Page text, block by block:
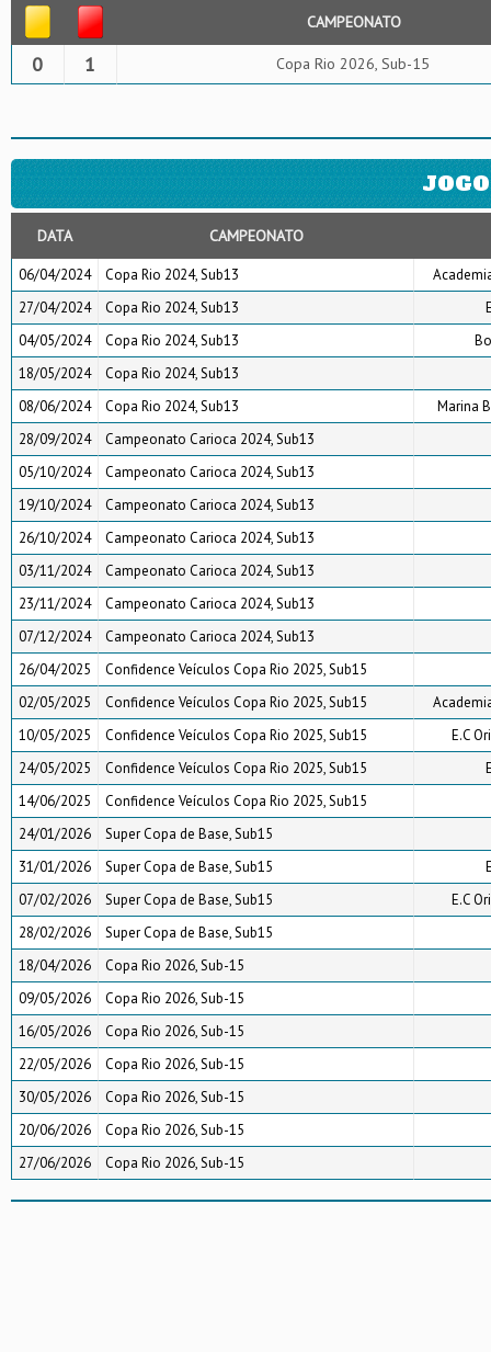
CAMPEONATO
0 1 Copa Rio 2026, Sub-15
DATA CAMPEONATO
06/04/2024 Copa Rio 2024, Sub13
27/04/2024
Copa Rio 2024, Sub13
04/05/2024
Copa Rio 2024, Sub13
18/05/2024
Copa Rio 2024, Sub13
08/06/2024
Copa Rio 2024, Sub13
Marina
28/09/2024
Campeonato Carioca 2024, Sub13
05/10/2024
Campeonato Carioca 2024, Sub13
19/10/2024
Campeonato Carioca 2024, Sub13
26/10/2024
Campeonato Carioca 2024, Sub13
03/11/2024
Campeonato Carioca 2024, Sub13
23/11/2024
Campeonato Carioca 2024, Sub13
07/12/2024
Campeonato Carioca 2024, Sub13
26/04/2025
Confidence Veículos Copa Rio 2025, Sub15
02/05/2025
Confidence Veículos Copa Rio 2025, Sub15
10/05/2025
Confidence Veículos Copa Rio 2025, Sub15
E.C
24/05/2025
Confidence Veículos Copa Rio 2025, Sub15
14/06/2025
Confidence Veículos Copa Rio 2025, Sub15
24/01/2026
Super Copa de Base, Sub15
31/01/2026
Super Copa de Base, Sub15
07/02/2026
Super Copa de Base, Sub15
E.C
28/02/2026
Super Copa de Base, Sub15
18/04/2026
Copa Rio 2026, Sub-15
09/05/2026
Copa Rio 2026, Sub-15
16/05/2026
Copa Rio 2026, Sub-15
22/05/2026
Copa Rio 2026, Sub-15
30/05/2026
Copa Rio 2026, Sub-15
20/06/2026
Copa Rio 2026, Sub-15
27/06/2026
Copa Rio 2026, Sub-15